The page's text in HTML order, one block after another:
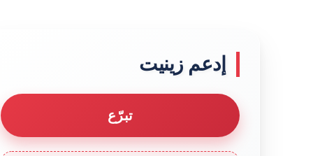
إدعم زينيت
تبرّع